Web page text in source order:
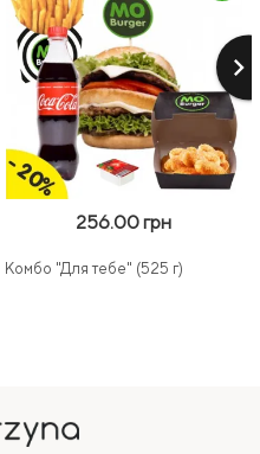
keyboard_arrow_right
256.00 грн
Комбо "Для тебе" (525 г)